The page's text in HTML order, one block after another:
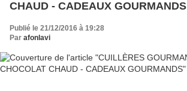
CHAUD - CADEAUX GOURMANDS
Publié le 21/12/2016 à 19:28
Par afonlavi